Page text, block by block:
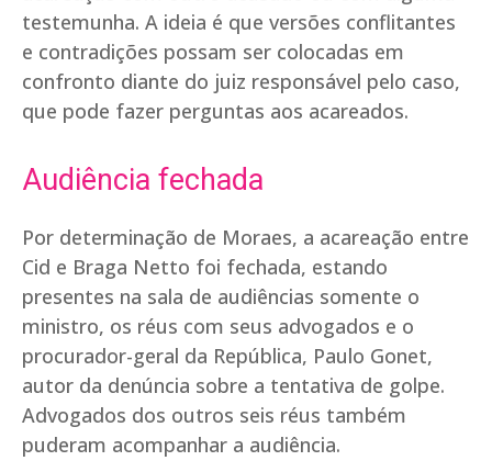
testemunha. A ideia é que versões conflitantes
e contradições possam ser colocadas em
confronto diante do juiz responsável pelo caso,
que pode fazer perguntas aos acareados.
Audiência fechada
Por determinação de Moraes, a acareação entre
Cid e Braga Netto foi fechada, estando
presentes na sala de audiências somente o
ministro, os réus com seus advogados e o
procurador-geral da República, Paulo Gonet,
autor da denúncia sobre a tentativa de golpe.
Advogados dos outros seis réus também
puderam acompanhar a audiência.